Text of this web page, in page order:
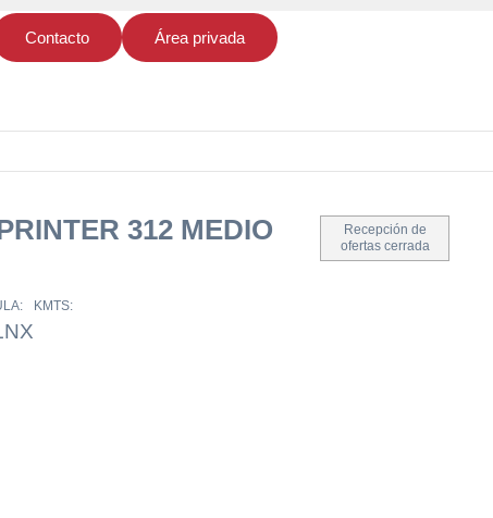
Contacto Área privada
312 MEDIO
Recepción de
ofertas cerrada
KMTS: